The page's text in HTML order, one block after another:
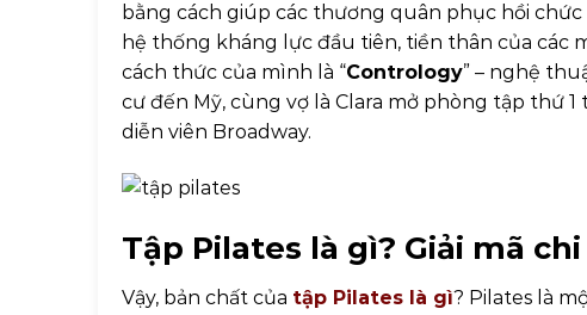
bằng cách giúp các thương quân phục hồi
hệ thống kháng lực đầu tiên, tiền thân của các
cách thức của mình là “Contrology” – nghệ
cư đến Mỹ, cùng vợ là Clara mở phòng tập thứ
diễn viên Broadway.
Tập Pilates là gì? Giải mã
Vậy, bản chất của tập Pilates là gì? Pilates là